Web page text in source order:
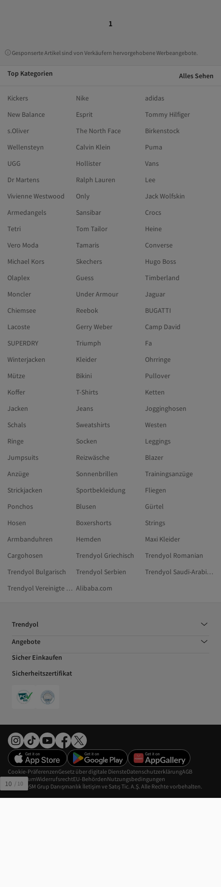
1
Gesponserte Artikel sind von Verkäufern hervorgehobene Werbeangebote.
10 / 10
Top Kategorien Alles Sehen
Kickers Nike
adidas
New Balance
Esprit
Tommy Hilfiger
s.Oliver
The North Face
Birkenstock
Wellensteyn
Calvin Klein
Puma
UGG
Hollister
Vans
Dr Martens
Ralph Lauren
Lee
Vivienne Westwood
Only
Jack Wolfskin
Armedangels
Sansibar
Crocs
Tetri
Tom Tailor
Heine
Vero Moda
Tamaris
Converse
Michael Kors
Skechers
Hugo Boss
Olaplex
Guess
Timberland
Moncler
Under Armour
Jaguar
Chiemsee
Reebok
BUGATTI
Lacoste
Gerry Weber
Camp David
SUPERDRY
Triumph
Fa
Winterjacken
Kleider
Ohrringe
Mütze
Bikini
Pullover
Koffer
T-Shirts
Ketten
Jacken
Jeans
Jogginghosen
Schals
Sweatshirts
Westen
Ringe
Socken
Leggings
Jumpsuits
Reizwäsche
Blazer
Anzüge
Sonnenbrillen
Trainingsanzüge
Strickjacken
Sportbekleidung
Fliegen
Ponchos
Blusen
Gürtel
Hosen
Boxershorts
Strings
Armbanduhren
Hemden
Maxi Kleider
Cargohosen
Trendyol Griechisch
Trendyol Romanian
Trendyol Bulgarisch
Trendyol Serbien
Trendyol Saudi-Arabien
Trendyol Vereinigte Arabische Emirate Alibaba.com
Trendyol
Angebote
Sicher Einkaufen
Sicherheitszertifikat
©2026 DSM Grup Danışmanlık İletişim ve Satış Tic. A.Ş. Alle Rechte vorbehalten.
Cookie-PräferenzenGesetz über digitale DiensteDatenschutzerklärungAGB
ImpressumWiderrufsrechtEU-BehördenNutzungsbedingungen